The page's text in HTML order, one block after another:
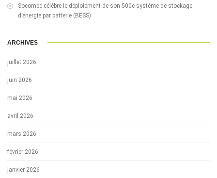
Socomec célèbre le déploiement de son 500e système de stockage
d’énergie par batterie (BESS)
ARCHIVES
juillet 2026
juin 2026
mai 2026
avril 2026
mars 2026
février 2026
janvier 2026